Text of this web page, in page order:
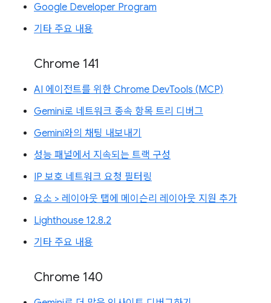
Google Developer Program
기타 주요 내용
Chrome 141
AI 에이전트를 위한 Chrome DevTools (MCP)
Gemini로 네트워크 종속 항목 트리 디버그
Gemini와의 채팅 내보내기
성능 패널에서 지속되는 트랙 구성
IP 보호 네트워크 요청 필터링
요소 > 레이아웃 탭에 메이슨리 레이아웃 지원 추가
Lighthouse 12.8.2
기타 주요 내용
Chrome 140